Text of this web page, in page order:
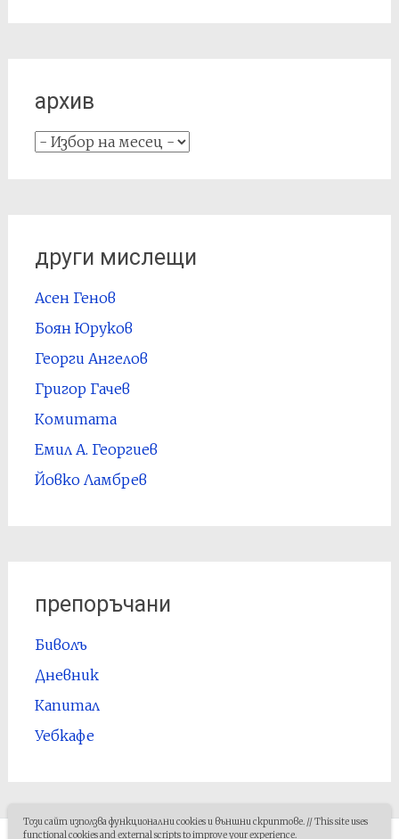
Този сайт използва функционални cookies и външни скриптове. // This site uses
functional cookies and external scripts to improve your experience.
архив
архив
други мислещи
Асен Генов
Боян Юруков
Георги Ангелов
Григор Гачев
Комитата
Емил А. Георгиев
Йовко Ламбрев
препоръчани
Биволъ
Дневник
Капитал
Уебкафе